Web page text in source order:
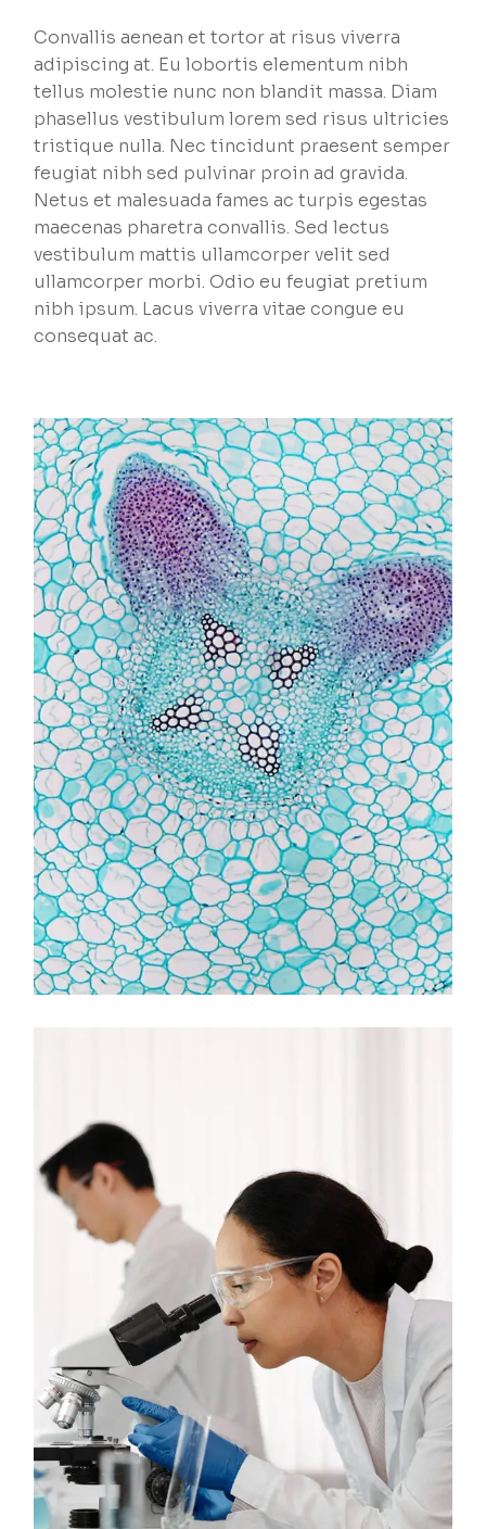
Convallis aenean et tortor at risus viverra
adipiscing at. Eu lobortis elementum nibh
tellus molestie nunc non blandit massa. Diam
phasellus vestibulum lorem sed risus ultricies
tristique nulla. Nec tincidunt praesent semper
feugiat nibh sed pulvinar proin ad gravida.
Netus et malesuada fames ac turpis egestas
maecenas pharetra convallis. Sed lectus
vestibulum mattis ullamcorper velit sed
ullamcorper morbi. Odio eu feugiat pretium
nibh ipsum. Lacus viverra vitae congue eu
consequat ac.